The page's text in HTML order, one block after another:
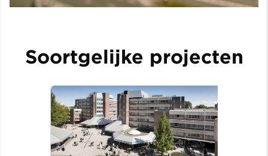
Soortgelijke projecten